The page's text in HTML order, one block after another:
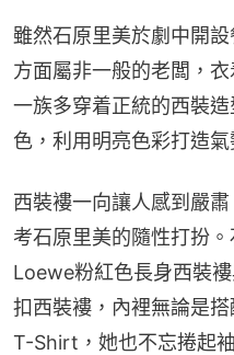
雖然石原里美於劇中開
方面屬非一般的老闆，
一族多穿着正統的西裝
色，利用明亮色彩打造氣
西裝褸一向讓人感到嚴
考石原里美的隨性打扮
Loewe粉紅色長身西裝
扣西裝褸，內裡無論是
T-Shirt，她也不忘捲起